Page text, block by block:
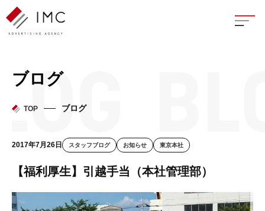
座談
ブログ
TOP ブログ
2017年7月26日 スタッフブログ お知らせ 東京本社
【福利厚生】引越手当（本社管理部）